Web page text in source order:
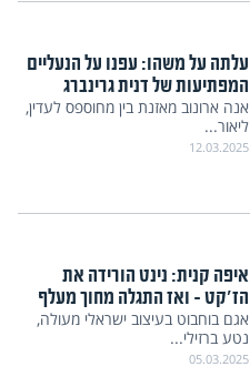
עלתה על משהו: עפנו על הנעליים
המפתיעות של דנית גרינברג
אנה ארונוב מאזנת בין מחוספס לעדין,
ליאור...
12.03.2025
איפה קנית: נינט הורידה את
הז'קט – ואז התגלה מחוך מעלף
אגם בוחבוט בעיצוב ישראלי מעולה,
נטע ברזילי...
05.03.2025